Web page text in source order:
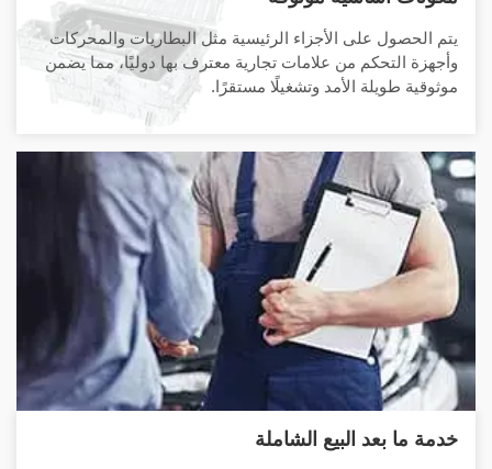
يتم الحصول على الأجزاء الرئيسية مثل البطاريات والمحركات
وأجهزة التحكم من علامات تجارية معترف بها دوليًا، مما يضمن
موثوقية طويلة الأمد وتشغيلًا مستقرًا.
خدمة ما بعد البيع الشاملة